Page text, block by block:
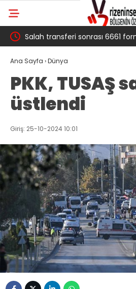
Salah transferi sonrası 6661
belediye başkanına ‘Kimin
Ana Sayfa ›Dünya
PKK, TUSAŞ
üstlendi
Giriş: 25-10-2024 10:01